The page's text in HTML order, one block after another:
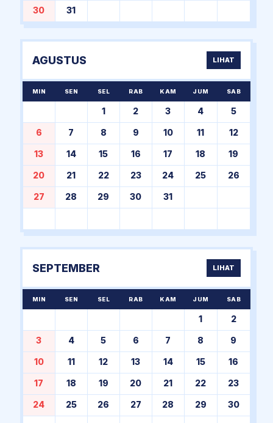
30 31
AGUSTUS LIHAT
MIN SEN SEL RAB KAM JUM SAB
1 2 3 4 5
6 7 8 9 10 11 12
13 14 15 16 17 18 19
20 21 22 23 24 25 26
27 28 29 30 31
SEPTEMBER LIHAT
MIN SEN SEL RAB KAM JUM SAB
1 2
3 4 5 6 7 8 9
10 11 12 13 14 15 16
17 18 19 20 21 22 23
24 25 26 27 28 29 30